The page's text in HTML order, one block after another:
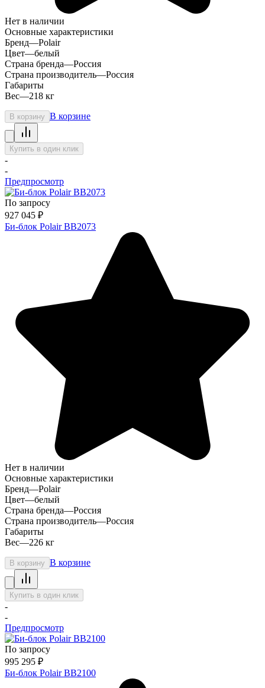
Нет в наличии
Основные характеристики
Бренд—Polair
Цвет—белый
Страна бренда—Россия
Страна производитель—Россия
Габариты
Вес—218 кг
В корзину В корзине
Купить в один клик
-
-
Предпросмотр
По запросу
927 045 ₽
Би-блок Polair BB2073
Нет в наличии
Основные характеристики
Бренд—Polair
Цвет—белый
Страна бренда—Россия
Страна производитель—Россия
Габариты
Вес—226 кг
В корзину В корзине
Купить в один клик
-
-
Предпросмотр
По запросу
995 295 ₽
Би-блок Polair BB2100